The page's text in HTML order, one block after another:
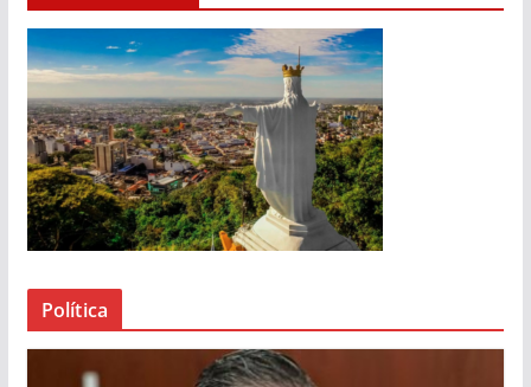
o
d
u
c
t
o
r
d
e
Política